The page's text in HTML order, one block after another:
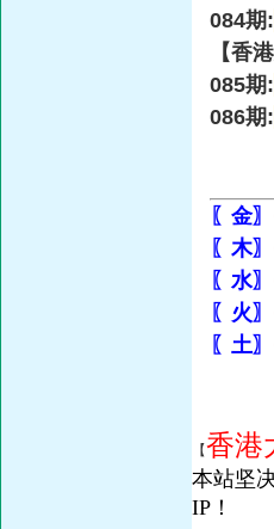
084期:
【香
085期:
086期:
〖金〗
〖木〗
〖水〗
〖火〗
〖土〗
【香港
本站坚
IP！